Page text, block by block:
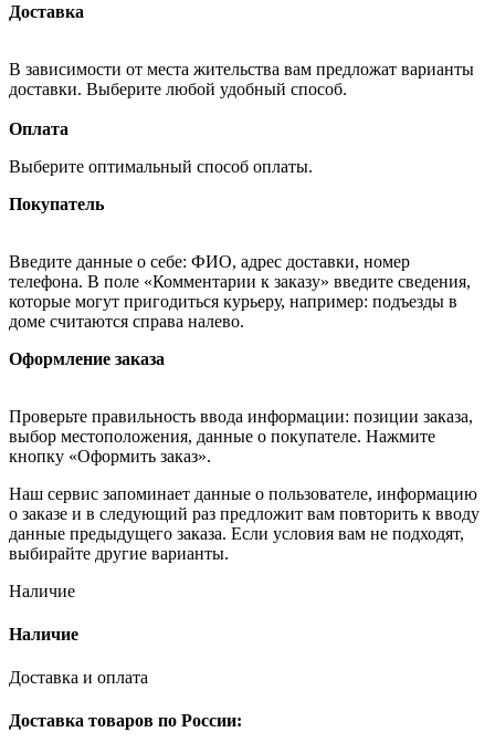
Доставка
В зависимости от места жительства вам предложат варианты
доставки. Выберите любой удобный способ.
Оплата
Выберите оптимальный способ оплаты.
Покупатель
Введите данные о себе: ФИО, адрес доставки, номер
телефона. В поле «Комментарии к заказу» введите сведения,
которые могут пригодиться курьеру, например: подъезды в
доме считаются справа налево.
Оформление заказа
Проверьте правильность ввода информации: позиции заказа,
выбор местоположения, данные о покупателе. Нажмите
кнопку «Оформить заказ».
Наш сервис запоминает данные о пользователе, информацию
о заказе и в следующий раз предложит вам повторить к вводу
данные предыдущего заказа. Если условия вам не подходят,
выбирайте другие варианты.
Наличие
Наличие
Доставка и оплата
Доставка товаров по России: